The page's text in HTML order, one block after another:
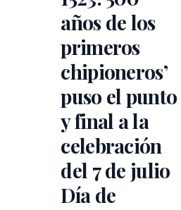
años de los
primeros
chipioneros’
puso el punto
y final a la
celebración
del 7 de julio
Día de